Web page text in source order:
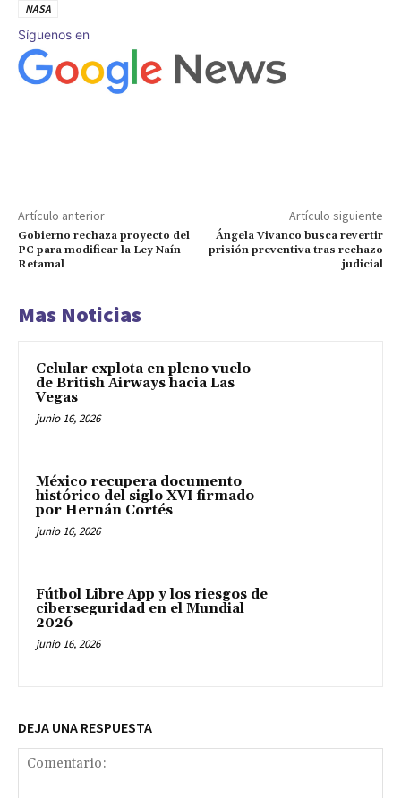
NASA
Síguenos en
Artículo anterior
Gobierno rechaza proyecto del
PC para modificar la Ley Naín-
Retamal
Artículo siguiente
Ángela Vivanco busca revertir
prisión preventiva tras rechazo
judicial
Mas Noticias
Celular explota en pleno vuelo
de British Airways hacia Las
Vegas
junio 16, 2026
México recupera documento
histórico del siglo XVI firmado
por Hernán Cortés
junio 16, 2026
Fútbol Libre App y los riesgos de
ciberseguridad en el Mundial
2026
junio 16, 2026
DEJA UNA RESPUESTA